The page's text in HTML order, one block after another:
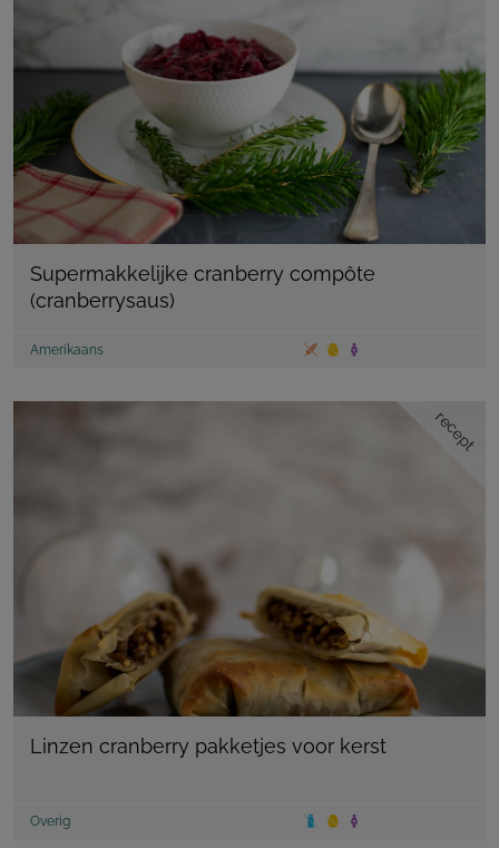
Supermakkelijke cranberry compôte
(cranberrysaus)
Amerikaans
recept
Linzen cranberry pakketjes voor kerst
Overig